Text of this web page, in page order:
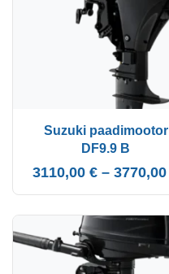
Suzuki paadimootor
DF9.9 B
3110,00 € – 3770,00